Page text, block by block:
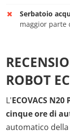
Serbatoio
maggior parte
ROBOT
L'ECOVACS N20
cinque ore di
automatico